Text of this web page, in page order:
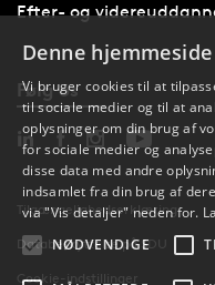
Efter- og
Følg os
Tilgængelighedserklæring
Databeskyttelse på SDU
Cookie-indstillinger
Denne
Vi bruger cookies til at
til sociale medier og til at
oplysninger om din brug af
for sociale medier og
disse data med andre
indsamlet fra din brug af
via "Vis detaljer" neden for.
NØDVENDIGE